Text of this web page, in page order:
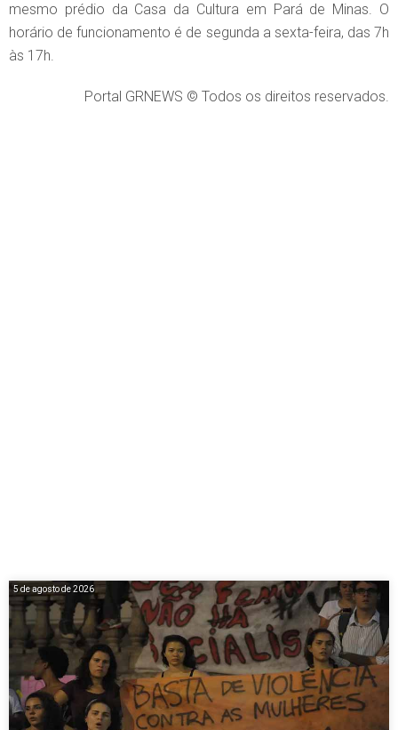
mesmo prédio da Casa da Cultura em Pará de Minas. O
horário de funcionamento é de segunda a sexta-feira, das 7h
às 17h.
Portal GRNEWS © Todos os direitos reservados.
5 de agosto de 2026